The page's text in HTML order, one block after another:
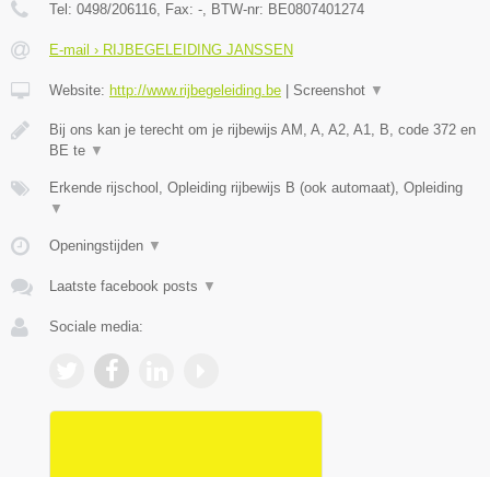
Tel: 0498/206116, Fax: -, BTW-nr: BE0807401274
E-mail › RIJBEGELEIDING JANSSEN
Website: http://www.rijbegeleiding.be Screenshot ▼
Bij ons kan je terecht om je rijbewijs AM, A, A2, A1, B, code 372 en
BE te ▼
Erkende rijschool, Opleiding rijbewijs B (ook automaat), Opleiding
▼
Openingstijden ▼
Laatste facebook posts ▼
Sociale media: